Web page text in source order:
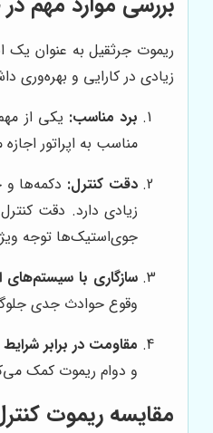
ریموت جرثقیل به عنوان یک
زیادی در کارایی و بهره‌وری
برد مناسب: یکی از
مناسب به اپراتور
دقت کنترل: دکمه‌ها
زیادی دارد. دقت
جوی‌استیک‌ها توجه
سازگاری با سیستم‌های
وقوع حوادث جدی
مقاومت در برابر
و دوام ریموت کمک
مقایسه ریموت